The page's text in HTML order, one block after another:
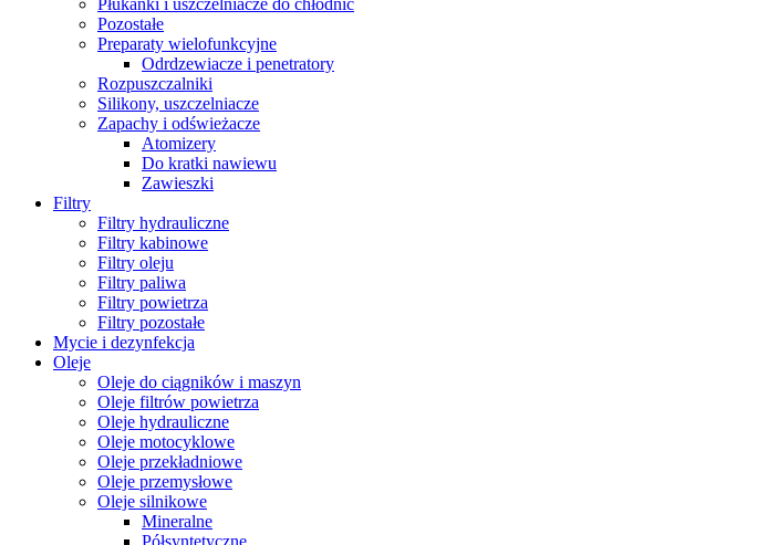
Płukanki i uszczelniacze do chłodnic
Pozostałe
Preparaty wielofunkcyjne
Odrdzewiacze i penetratory
Rozpuszczalniki
Silikony, uszczelniacze
Zapachy i odświeżacze
Atomizery
Do kratki nawiewu
Zawieszki
Filtry
Filtry hydrauliczne
Filtry kabinowe
Filtry oleju
Filtry paliwa
Filtry powietrza
Filtry pozostałe
Mycie i dezynfekcja
Oleje
Oleje do ciągników i maszyn
Oleje filtrów powietrza
Oleje hydrauliczne
Oleje motocyklowe
Oleje przekładniowe
Oleje przemysłowe
Oleje silnikowe
Mineralne
Półsyntetyczne